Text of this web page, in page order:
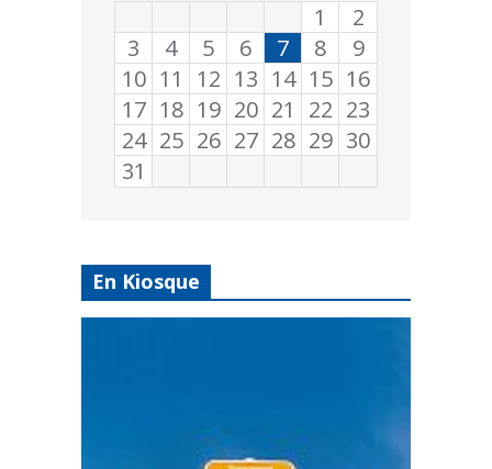
1
2
3
4 5 6 7 8
9
10 11 12 13 14 15 16
17 18 19 20 21 22 23
24 25 26 27 28 29 30
31
En Kiosque